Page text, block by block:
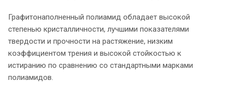
Графитонаполненный полиамид обладает высокой
степенью кристалличности, лучшими показателями
твердости и прочности на растяжение, низким
коэффициентом трения и высокой стойкостью к
истиранию по сравнению со стандартными марками
полиамидов.